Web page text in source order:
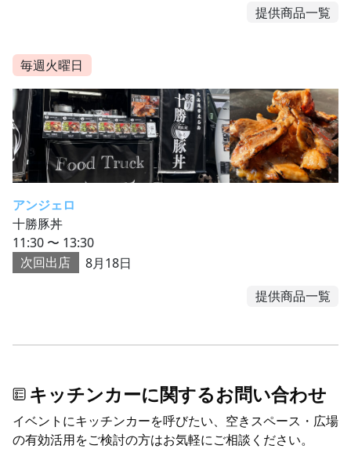
提供商品一覧
毎週火曜日
アンジェロ
十勝豚丼
11:30 〜 13:30
次回出店
8月18日
提供商品一覧
キッチンカーに関するお問い合わせ
イベントにキッチンカーを呼びたい、空きスペース・広場
の有効活用をご検討の方はお気軽にご相談ください。